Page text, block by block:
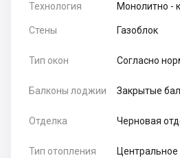
Технология Монолитно -
Стены Газоблок
Тип окон Согласно
Балконы лоджии Закрытые
Отделка Черновая
Тип отопления Центральное